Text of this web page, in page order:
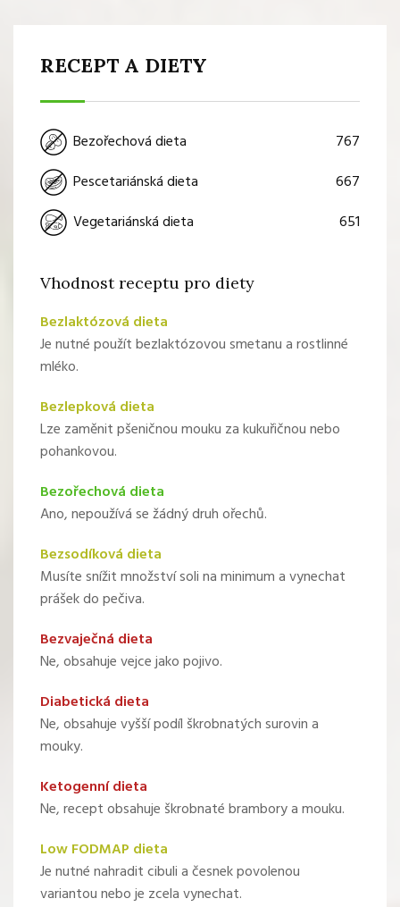
RECEPT A DIETY
Bezořechová dieta
767
Pescetariánská dieta
667
Vegetariánská dieta
651
Vhodnost receptu pro diety
Bezlaktózová dieta
Je nutné použít bezlaktózovou smetanu a rostlinné
mléko.
Bezlepková dieta
Lze zaměnit pšeničnou mouku za kukuřičnou nebo
pohankovou.
Bezořechová dieta
Ano, nepoužívá se žádný druh ořechů.
Bezsodíková dieta
Musíte snížit množství soli na minimum a vynechat
prášek do pečiva.
Bezvaječná dieta
Ne, obsahuje vejce jako pojivo.
Diabetická dieta
Ne, obsahuje vyšší podíl škrobnatých surovin a
mouky.
Ketogenní dieta
Ne, recept obsahuje škrobnaté brambory a mouku.
Low FODMAP dieta
Je nutné nahradit cibuli a česnek povolenou
variantou nebo je zcela vynechat.